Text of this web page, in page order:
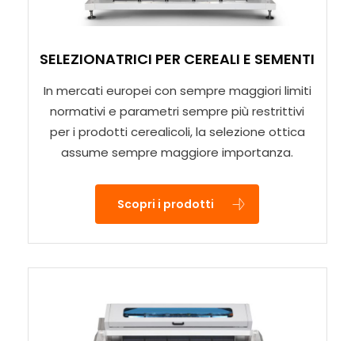
SELEZIONATRICI PER CEREALI E SEMENTI
In mercati europei con sempre maggiori limiti
normativi e parametri sempre più restrittivi
per i prodotti cerealicoli, la selezione ottica
assume sempre maggiore importanza.
Scopri i prodotti